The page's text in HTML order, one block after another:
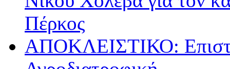
Πέρκος
ΑΠΟΚΛΕΙΣΤΙΚΟ: